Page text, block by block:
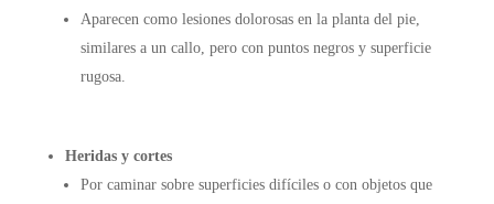
Aparecen como lesiones dolorosas en la planta del pie,
similares a un callo, pero con puntos negros y superficie
rugosa.
Heridas y cortes
Por caminar sobre superficies difíciles o con objetos que